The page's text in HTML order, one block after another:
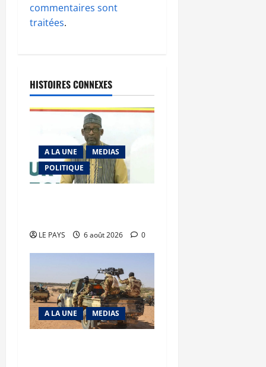
commentaires sont
traitées.
HISTOIRES CONNEXES
A LA UNE
MEDIAS
POLITIQUE
LE PAYS 6 août 2026 0
A LA UNE MEDIAS